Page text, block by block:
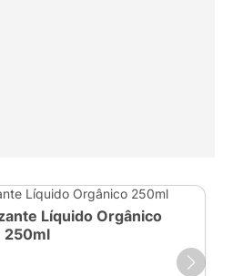
Líquido Orgânico
250ml